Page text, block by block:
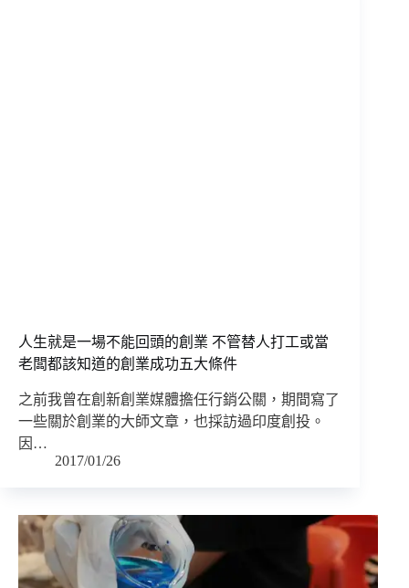
人生就是一場不能回頭的創業 不管替人打工或當
老闆都該知道的創業成功五大條件
之前我曾在創新創業媒體擔任行銷公關，期間寫了
一些關於創業的大師文章，也採訪過印度創投。
因…
2017/01/26